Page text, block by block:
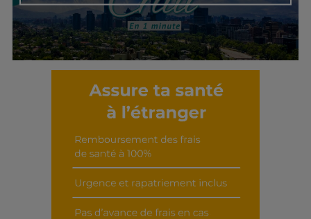
Découvrir cet interview